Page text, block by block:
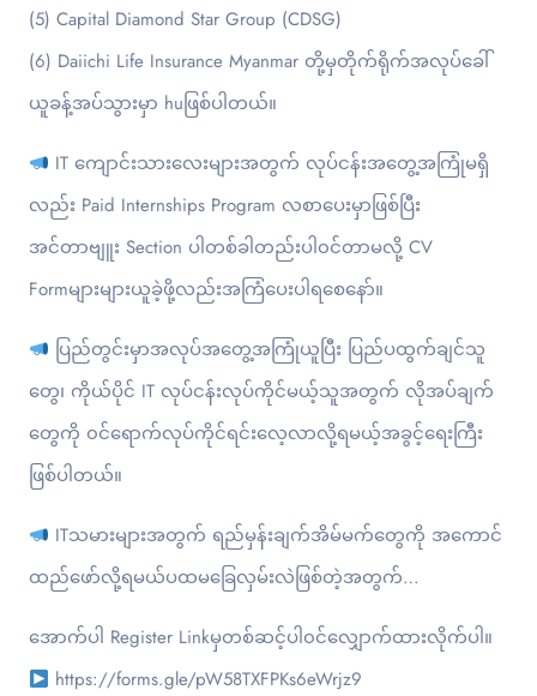
(5) Capital Diamond Star Group (CDSG)
(6) Daiichi Life Insurance Myanmar တို့မှတိုက်ရိုက်အလုပ်ခေါ်
ယူခန့်အပ်သွားမှာ huဖြစ်ပါတယ်။
IT ကျောင်းသားလေးများအတွက် လုပ်ငန်းအတွေ့အကြုံမရှိ
လည်း Paid Internships Program လစာ‌ပေးမှာဖြစ်ပြီး
အင်တာဗျူး Section ပါတစ်ခါတည်းပါ၀င်တာမလို့ CV
Formများများယူခဲ့ဖို့လည်းအကြံပေးပါရစေနော်။
ပြည်တွင်းမှာအလုပ်အတွေ့အကြုံယူပြီး ပြည်ပထွက်ချင်သူ
တွေ၊ ကိုယ်ပိုင် IT လုပ်ငန်းလုပ်ကိုင်မယ့်သူအတွက် လိုအပ်ချက်
တွေကို ၀င်ရောက်လုပ်ကိုင်ရင်းလေ့လာလို့ရမယ့်အခွင့်ရေးကြီး
ဖြစ်ပါတယ်။
ITသမားများအတွက် ရည်မှန်းချက်အိမ်မက်တွေကို အကောင်
ထည်ဖော်လို့ရမယ်ပထမခြေလှမ်းလဲဖြစ်တဲ့အတွက်…
အောက်ပါ Register Linkမှတစ်ဆင့်ပါ၀င်လျှောက်ထားလိုက်ပါ။
https://forms.gle/pW58TXFPKs6eWrjz9